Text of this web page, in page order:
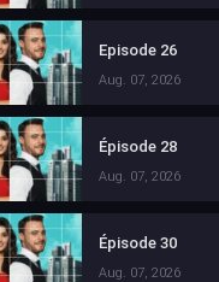
Episode 26
Aug. 07, 2026
Épisode 28
Aug. 07, 2026
Épisode 30
Aug. 07, 2026